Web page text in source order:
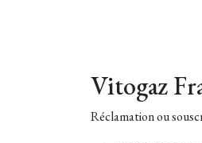
Vitogaz
Réclamation ou